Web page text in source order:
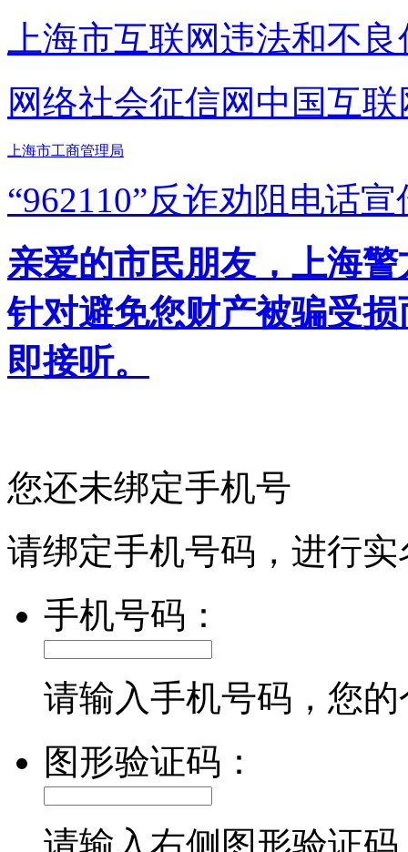
上海市互联网违法和不
网络社会征信网 中国互
上海市工商管理局
“962110”反诈劝阻电话宣
亲爱的市民朋友，上海
针对避免您财产被骗受
即接听。
您还未绑定手机号
请绑定手机号码，进行
手机号码：
请输入手机号码，您
图形验证码：
请输入右侧图形验证码